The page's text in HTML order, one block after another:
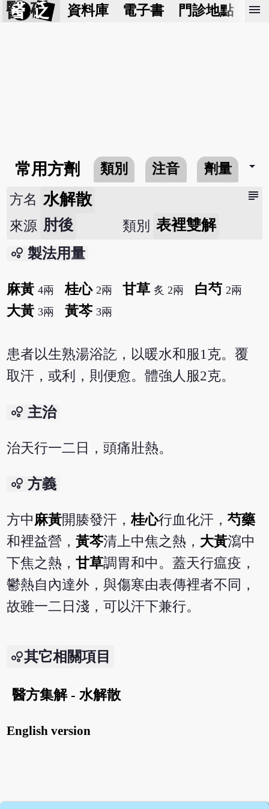
醫 砭 資料庫 電子書 門診地點 預
menu
常用方劑 類別 注音 劑量 arrow_drop_down
subject
方名 水解散
來源 肘後 類別 表裡雙解
bubble_chart 製法用量
麻黃 4兩 桂心 2兩 甘草 炙 2兩 白芍 2兩
大黃 3兩 黃芩 3兩
患者以生熟湯浴訖，以暖水和服1克。覆
取汗，或利，則便愈。體強人服2克。
bubble_chart 主治
治天行一二日，頭痛壯熱。
bubble_chart 方義
方中麻黃開腠發汗，桂心行血化汗，芍藥
和裡益營，黃芩清上中焦之熱， 大黃瀉中
下焦之熱，甘草調胃和中。蓋天行瘟疫，
鬱熱自內達外，與傷寒由表傳裡者不同，
故雖一二日淺，可以汗下兼行。
其它相關項目
醫方集解 - 水解散
English version